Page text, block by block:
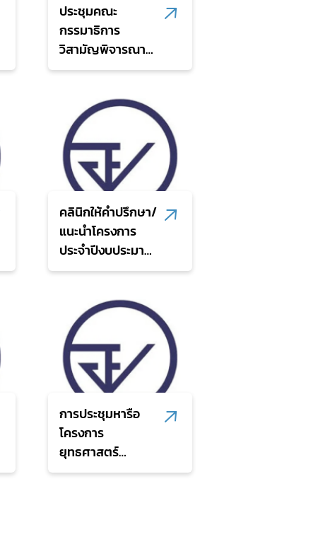
ประชุมคณะ
กรรมาธิการ
วิสามัญพิจารณา
ร่างพระราชบัญญัติ
ประจำปีงบประมาณ
พ.ศ. 2570 (สส.)
คลินิกให้คำปรึกษา/
แนะนำโครงการ
ประจำปีงบประมาณ
พ.ศ. 2570
การประชุมหารือ
โครงการ
ยุทธศาสตร์
สำนักงานคณะ